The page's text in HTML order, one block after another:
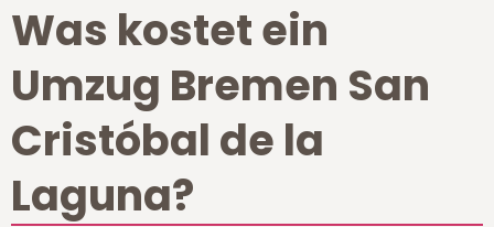
Was kostet ein
Umzug Bremen San
Cristóbal de la
Laguna?